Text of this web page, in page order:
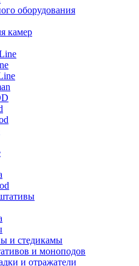
оборудования
камер
и стедикамы
и моноподов
и отражатели